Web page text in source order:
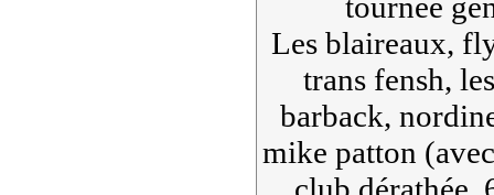
Les blaireaux,
trans fensh,
barback,
mike patton